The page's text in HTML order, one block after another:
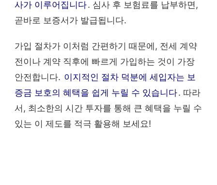
사가 이루어집니다. 심사 후 보험료를 납부하면,
곧바로 보증서가 발급됩니다.
가입 절차가 이처럼 간편하기 때문에, 전세 계약
전이나 계약 직후에 빠르게 가입하는 것이 가장
안전합니다. 이지적인 절차 덕분에 세입자는 보
증금 보호의 혜택을 쉽게 누릴 수 있습니다. 따라
서, 최소한의 시간 투자를 통해 큰 혜택을 누릴 수
있는 이 제도를 적극 활용해 보세요!